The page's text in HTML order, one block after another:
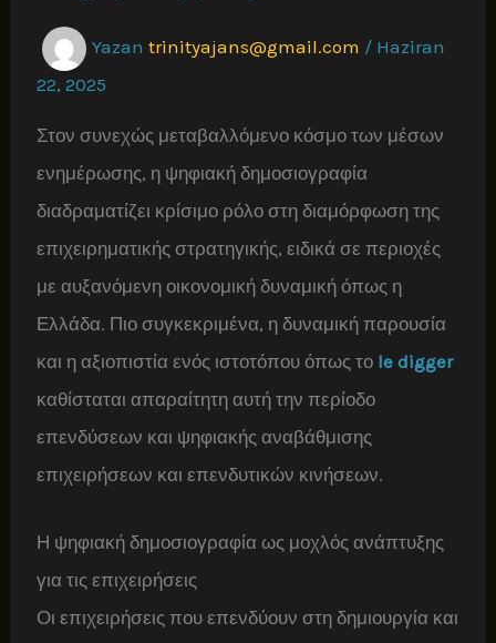
Yazan trinityajans@gmail.com / Haziran
22, 2025
Στον συνεχώς μεταβαλλόμενο κόσμο των μέσων
ενημέρωσης, η ψηφιακή δημοσιογραφία
διαδραματίζει κρίσιμο ρόλο στη διαμόρφωση της
επιχειρηματικής στρατηγικής, ειδικά σε περιοχές
με αυξανόμενη οικονομική δυναμική όπως η
Ελλάδα. Πιο συγκεκριμένα, η δυναμική παρουσία
και η αξιοπιστία ενός ιστοτόπου όπως το le digger
καθίσταται απαραίτητη αυτή την περίοδο
επενδύσεων και ψηφιακής αναβάθμισης
επιχειρήσεων και επενδυτικών κινήσεων.
Η ψηφιακή δημοσιογραφία ως μοχλός ανάπτυξης
για τις επιχειρήσεις
Οι επιχειρήσεις που επενδύουν στη δημιουργία και